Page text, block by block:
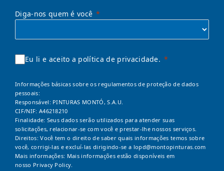
Diga-nos quem é você
Eu li e aceito a política de privacidade.
Informações básicas sobre os regulamentos de proteção de dados
pessoais:
Responsável: PINTURAS MONTÓ, S.A.U.
CIF/NIF: A46218210
Finalidade: Seus dados serão utilizados para atender suas
solicitações, relacionar-se com você e prestar-lhe nossos serviços.
Direitos: Você tem o direito de saber quais informações temos sobre
você, corrigi-las e excluí-las dirigindo-se a lopd@montopinturas.com
Mais informações: Mais informações estão disponíveis em
nosso Privacy Policy.